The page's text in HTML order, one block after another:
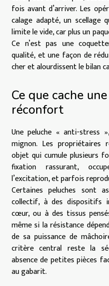
fois avant d’arriver. Les
calage adapté, un
limite le vide, car plus un
Ce n’est pas une
qualité, et une façon de
cher et alourdissent le bilan
Ce que cache
réconfort
Une peluche « anti-stress
mignon. Les propriétaires
objet qui cumule plusieurs
fixation rassurant,
l’excitation, et parfois
Certaines peluches sont
collectif, à des dispositifs
cœur, ou à des tissus
même si la résistance
de sa puissance de
critère central reste la
absence de petites pièces
au gabarit.